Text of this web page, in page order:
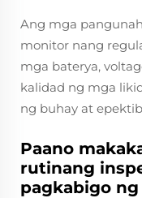
Ang mga
monitor nang
mga baterya,
kalidad ng mga
ng buhay at
Paano
rutinang
pagkabigo